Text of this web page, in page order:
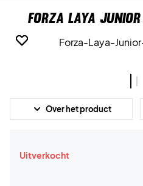
Forza Laya
Over het product
Uitverkocht